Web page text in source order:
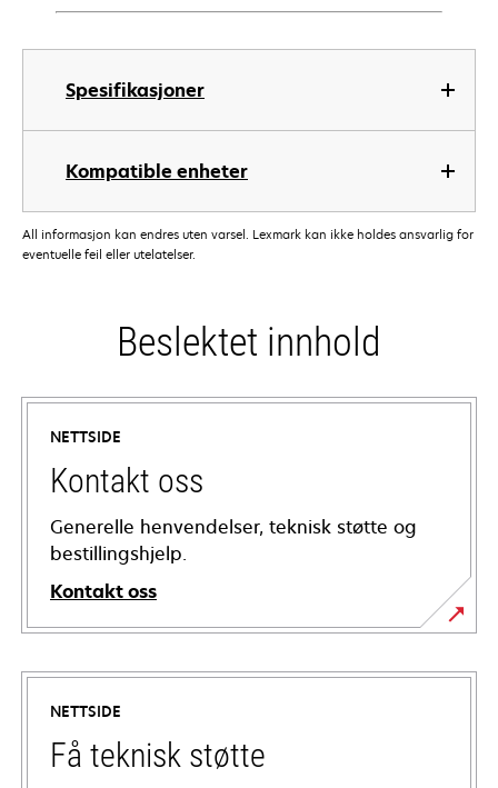
Spesifikasjoner
Kompatible enheter
All informasjon kan endres uten varsel. Lexmark kan ikke holdes ansvarlig for
eventuelle feil eller utelatelser.
Beslektet innhold
NETTSIDE
Kontakt oss
Generelle henvendelser, teknisk støtte og
bestillingshjelp.
Kontakt oss
NETTSIDE
Få teknisk støtte